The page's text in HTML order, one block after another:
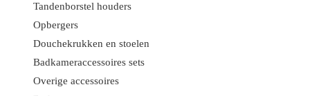
Tandenborstel houders
Opbergers
Douchekrukken en stoelen
Badkameraccessoires sets
Overige accessoires